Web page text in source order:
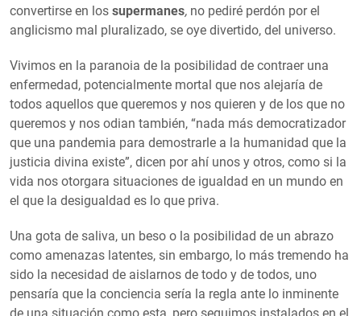
convertirse en los supermanes, no pediré perdón por el
anglicismo mal pluralizado, se oye divertido, del universo.
Vivimos en la paranoia de la posibilidad de contraer una
enfermedad, potencialmente mortal que nos alejaría de
todos aquellos que queremos y nos quieren y de los que no
queremos y nos odian también, “nada más democratizador
que una pandemia para demostrarle a la humanidad que la
justicia divina existe”, dicen por ahí unos y otros, como si la
vida nos otorgara situaciones de igualdad en un mundo en
el que la desigualdad es lo que priva.
Una gota de saliva, un beso o la posibilidad de un abrazo
como amenazas latentes, sin embargo, lo más tremendo ha
sido la necesidad de aislarnos de todo y de todos, uno
pensaría que la conciencia sería la regla ante lo inminente